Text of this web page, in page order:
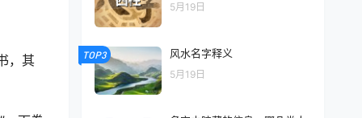
，其
5月19日
TOP3 风水名字释义
5月19日